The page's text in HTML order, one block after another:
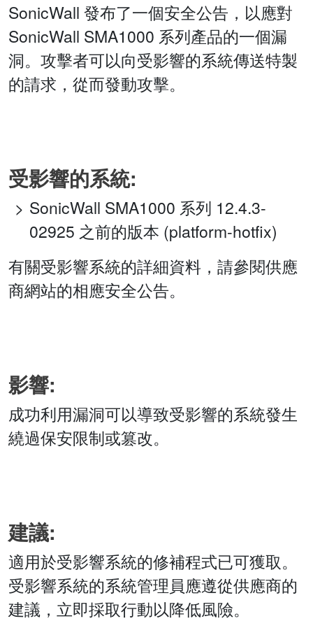
SonicWall 發布了一個安全公告，以應對
SonicWall SMA1000 系列產品的一個漏
洞。攻擊者可以向受影響的系統傳送特製
的請求，從而發動攻擊。
受影響的系統:
SonicWall SMA1000 系列 12.4.3-
02925 之前的版本 (platform-hotfix)
有關受影響系統的詳細資料，請參閱供應
商網站的相應安全公告。
影響:
成功利用漏洞可以導致受影響的系統發生
繞過保安限制或篡改。
建議:
適用於受影響系統的修補程式已可獲取。
受影響系統的系統管理員應遵從供應商的
建議，立即採取行動以降低風險。